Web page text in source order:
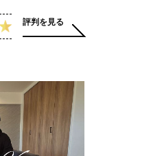
評判を見る